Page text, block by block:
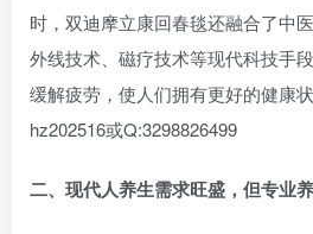
时，双迪摩立康回春毯还融合了中
外线技术、磁疗技术等现代科技手
缓解疲劳，使人们拥有更好的健康
hz202516或Q:3298826499
二、现代人养生需求旺盛，但专业